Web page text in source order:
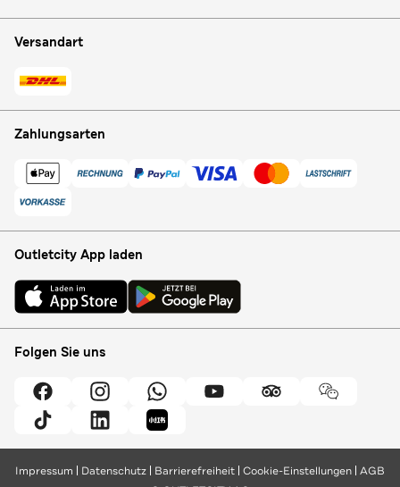
Versandart
Zahlungsarten
Outletcity App laden
Folgen Sie uns
Impressum Datenschutz Barrierefreiheit Cookie-Einstellungen AGB